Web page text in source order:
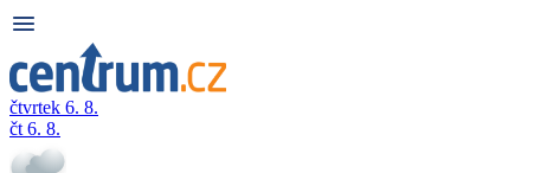
čtvrtek 6. 8.
čt 6. 8.